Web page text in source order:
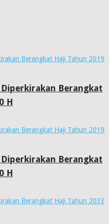
Berangkat
H
Berangkat
H